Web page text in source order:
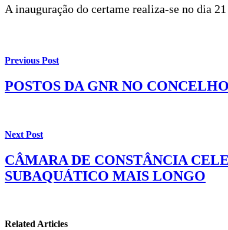
A inauguração do certame realiza-se no dia
Previous Post
POSTOS DA GNR NO
Next Post
CÂMARA DE CONSTÂNCIA
SUBAQUÁTICO MAIS LONGO
Related Articles